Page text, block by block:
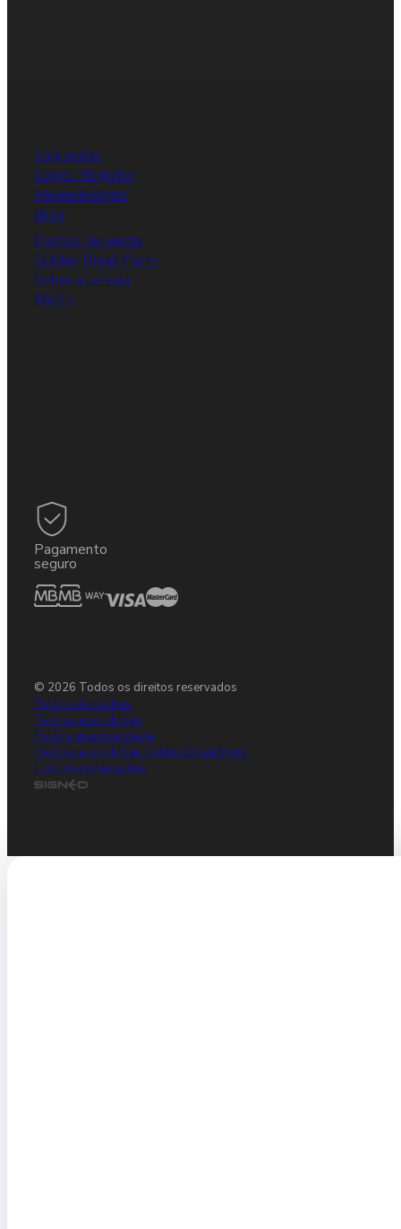
Loja online
Login / Registar
Revendedores
Blog
Pontos de venda
Gulden Draak Party
Sobre a cerveja
FAQ's
Pagamento
seguro
© 2026 Todos os direitos reservados
Política de cookies
Termos e condições
Política de privacidade
Termos e condições Gulden Draak Party
Livro de reclamações